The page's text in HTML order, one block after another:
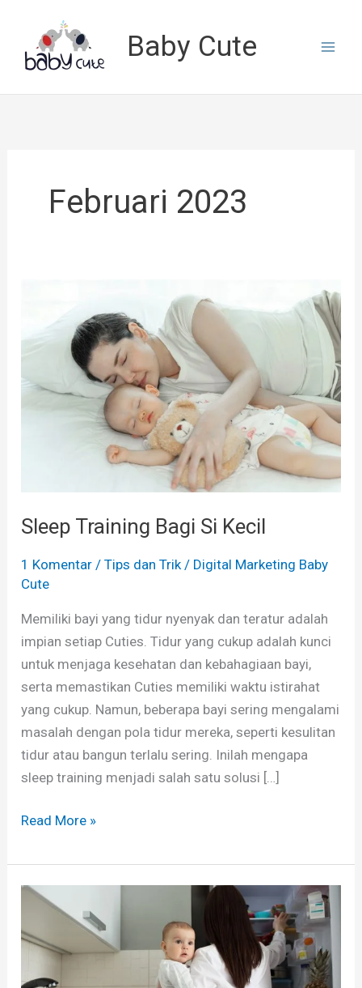
konten
Baby Cute
Februari 2023
Sleep Training Bagi Si Kecil
1 Komentar /Tips dan Trik / Digital Marketing Baby
Cute
Memiliki bayi yang tidur nyenyak dan teratur adalah
impian setiap Cuties. Tidur yang cukup adalah kunci
untuk menjaga kesehatan dan kebahagiaan bayi,
serta memastikan Cuties memiliki waktu istirahat
yang cukup. Namun, beberapa bayi sering mengalami
masalah dengan pola tidur mereka, seperti kesulitan
tidur atau bangun terlalu sering. Inilah mengapa
sleep training menjadi salah satu solusi […]
Bagi
Kecil
Read More »
Tips
Mencuci
Peralatan